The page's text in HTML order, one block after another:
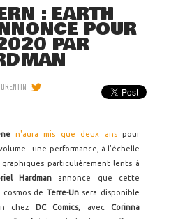
: EARTH
POUR
PAR
n'aura mis que deux anspour
- une performance, à l'échelle
particulièrement lents à
Hardman annonce que cette
de Terre-Unsera disponible
chez
DC Comics, avec Corinna